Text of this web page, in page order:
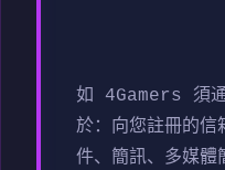
如 4Gamers 須通
於：向您註冊的信
件、簡訊、多媒體